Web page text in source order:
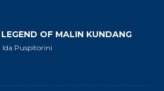
OF MALIN KUNDANG
Ida Puspitorini